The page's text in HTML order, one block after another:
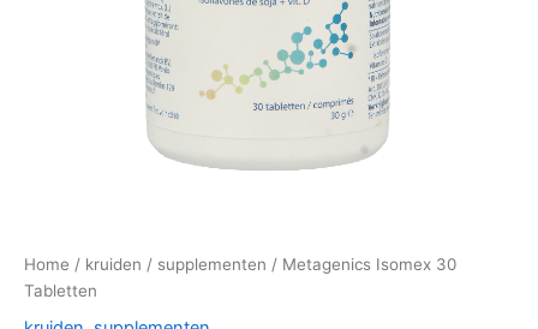
Home / kruiden / supplementen / Metagenics Isomex 30
Tabletten